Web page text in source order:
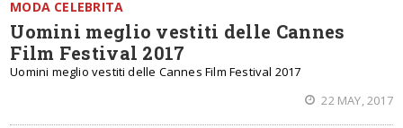
MODA CELEBRITA
Uomini meglio vestiti delle Cannes
Film Festival 2017
Uomini meglio vestiti delle Cannes Film Festival 2017
22 MAY, 2017